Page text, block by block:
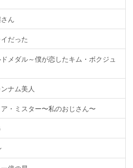
ん
だった
メダル～僕が恋したキム・ボクジュ
ナム美人
・ミスター〜私のおじさん〜